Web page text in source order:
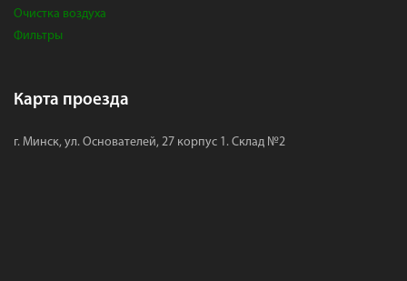
Очистка воздуха
Фильтры
Карта проезда
г. Минск, ул. Основателей, 27 корпус 1. Склад №2